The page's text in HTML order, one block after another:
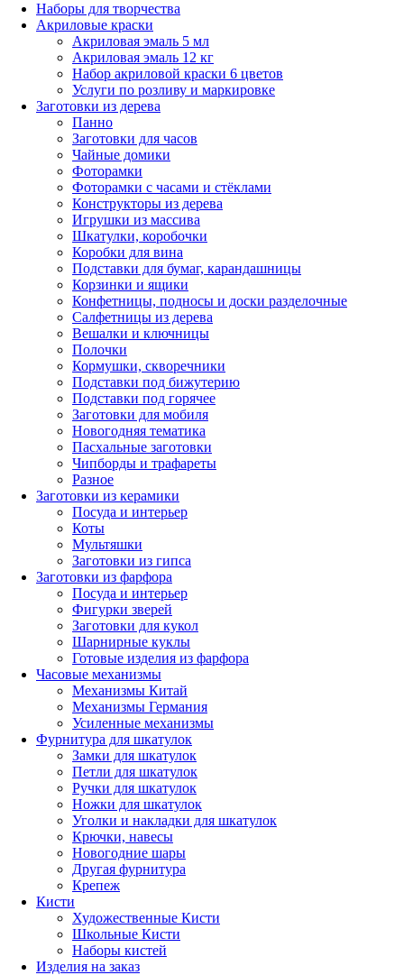
Наборы для творчества
Акриловые краски
Акриловая эмаль 5 мл
Акриловая эмаль 12 кг
Набор акриловой краски 6 цветов
Услуги по розливу и маркировке
Заготовки из дерева
Панно
Заготовки для часов
Чайные домики
Фоторамки
Фоторамки с часами и стёклами
Конструкторы из дерева
Игрушки из массива
Шкатулки, коробочки
Коробки для вина
Подставки для бумаг, карандашницы
Корзинки и ящики
Конфетницы, подносы и доски разделочные
Салфетницы из дерева
Вешалки и ключницы
Полочки
Кормушки, скворечники
Подставки под бижутерию
Подставки под горячее
Заготовки для мобиля
Новогодняя тематика
Пасхальные заготовки
Чипборды и трафареты
Разное
Заготовки из керамики
Посуда и интерьер
Коты
Мультяшки
Заготовки из гипса
Заготовки из фарфора
Посуда и интерьер
Фигурки зверей
Заготовки для кукол
Шарнирные куклы
Готовые изделия из фарфора
Часовые механизмы
Механизмы Китай
Механизмы Германия
Усиленные механизмы
Фурнитура для шкатулок
Замки для шкатулок
Петли для шкатулок
Ручки для шкатулок
Ножки для шкатулок
Уголки и накладки для шкатулок
Крючки, навесы
Новогодние шары
Другая фурнитура
Крепеж
Кисти
Художественные Кисти
Школьные Кисти
Наборы кистей
Изделия на заказ